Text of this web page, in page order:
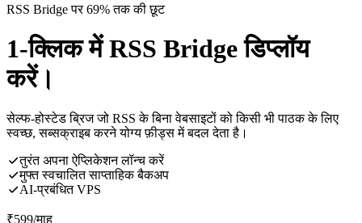
RSS Bridge पर 69% तक की छूट
1-क्लिक में RSS Bridge डिप्लॉय
करें।
सेल्फ-होस्टेड ब्रिज जो RSS के बिना वेबसाइटों को किसी भी पाठक के लिए
स्वच्छ, सब्सक्राइब करने योग्य फ़ीड्स में बदल देता है।
तुरंत अपना ऐप्लिकेशन लॉन्च करें
मुफ्त स्वचालित साप्ताहिक बैकअप
AI-प्रबंधित VPS
₹599/माह